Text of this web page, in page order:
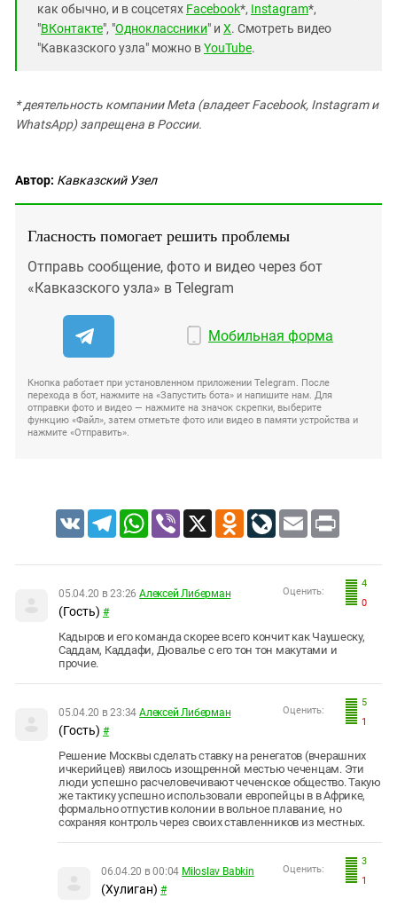
как обычно, и в соцсетях Facebook*, Instagram*,
"ВКонтакте", "Одноклассники" и X. Смотреть видео
"Кавказского узла" можно вYouTube.
* деятельность компании Meta (владеет Facebook, Instagram и
WhatsApp) запрещена в России.
Автор: Кавказский Узел
Гласность помогает решить проблемы
Отправь сообщение, фото и видео через бот
«Кавказского узла» в Telegram
Мобильная форма
Кнопка работает при установленном приложении Telegram. После
перехода в бот, нажмите на «Запустить бота» и напишите нам. Для
отправки фото и видео — нажмите на значок скрепки, выберите
функцию «Файл», затем отметьте фото или видео в памяти устройства и
нажмите «Отправить».
VK TelegramWhatsApp
Viber X Odnoklassniki
LiveJournal
Email Print
4
0
Оценить:
05.04.20 в 23:26 Алексей Либерман
(Гость) #
Кадыров и его команда скорее всего кончит как Чаушеску,
Саддам, Каддафи, Дювалье с его тон тон макутами и
прочие.
5
1
Оценить:
05.04.20 в 23:34 Алексей Либерман
(Гость) #
Решение Москвы сделать ставку на ренегатов (вчерашних
ичкерийцев) явилось изощренной местью чеченцам. Эти
люди успешно расчеловечивают чеченское общество. Такую
же тактику успешно использовали европейцы в в Африке,
формально отпустив колонии в вольное плавание, но
сохраняя контроль через своих ставленников из местных.
3
1
Оценить:
06.04.20 в 00:04 Miloslav Babkin
(Хулиган) #